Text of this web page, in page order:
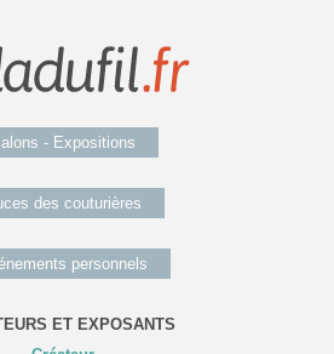
- Expositions
des couturières
personnels
ET EXPOSANTS